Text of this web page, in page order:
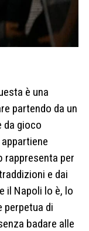
è una
partendo da un
da gioco
rappresenta per
e dai
il Napoli lo è, lo
perpetua di
badare alle